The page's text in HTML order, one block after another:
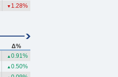
▼ 1.28%
Δ%
▲ 0.91%
▲ 0.50%